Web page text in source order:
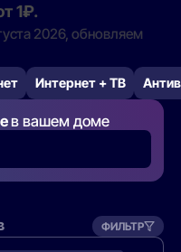
1₽.
2026, обновляем
Интернет + ТВ
в вашем доме
ФИЛЬТР